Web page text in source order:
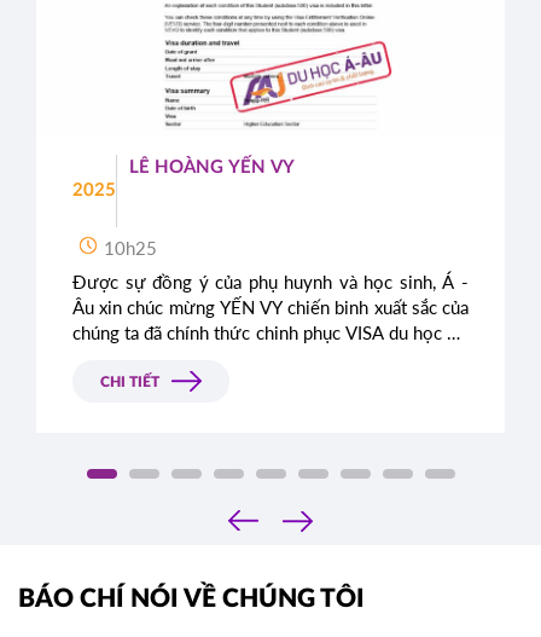
2025
LÊ HOÀNG YẾN VY
10h25
Được sự đồng ý của phụ huynh và học sinh, Á -
Âu xin chúc mừng YẾN VY chiến binh xuất sắc của
chúng ta đã chính thức chinh phục VISA du học Úc
xinh đẹp.
CHI TIẾT
‹
›
BÁO CHÍ NÓI VỀ CHÚNG TÔI